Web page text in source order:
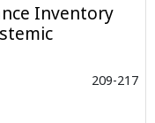
Inventory
209-217